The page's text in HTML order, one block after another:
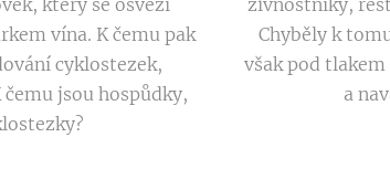
který se osvěží
vína. K čemu pak
cyklostezek,
jsou hospůdky,
živnostníky,
Chyběly k
však pod
a